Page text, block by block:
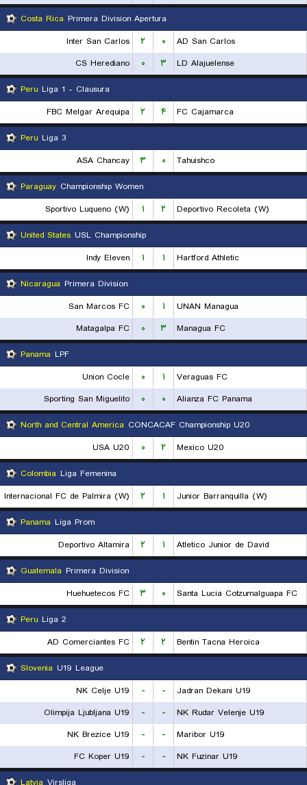
Costa Rica Primera Division Apertura
Inter San Carlos
۲ ۰
AD San Carlos
CS Herediano
۰ ۳
LD Alajuelense
Peru Liga 1 - Clausura
FBC Melgar Arequipa
۲ ۴
FC Cajamarca
Peru Liga 3
ASA Chancay
۳ ۰
Tahuishco
Paraguay Championship Women
Sportivo Luqueno (W)
۱ ۲
Deportivo Recoleta (W)
United States USL Championship
Indy Eleven
۱ ۱
Hartford Athletic
Nicaragua Primera Division
San Marcos FC
۰ ۱
UNAN Managua
Matagalpa FC
۰ ۳
Managua FC
Panama LPF
Union Cocle
۰ ۱
Veraguas FC
Sporting San Miguelito
۰ ۰
Alianza FC Panama
North and Central America CONCACAF Championship U20
USA U20
۰ ۲
Mexico U20
Colombia Liga Femenina
Internacional FC de Palmira (W)
۲ ۱
Junior Barranquilla (W)
Panama Liga Prom
Deportivo Altamira
۲ ۱
Atletico Junior de David
Guatemala Primera Division
Huehuetecos FC
۳ ۰
Santa Lucia Cotzumalguapa FC
Peru Liga 2
AD Comerciantes FC
۲ ۲
Bentin Tacna Heroica
Slovenia U19 League
NK Celje U19
- -
Jadran Dekani U19
Olimpija Ljubljana U19
- -
NK Rudar Velenje U19
NK Brezice U19
- -
Maribor U19
FC Koper U19
- -
NK Fuzinar U19